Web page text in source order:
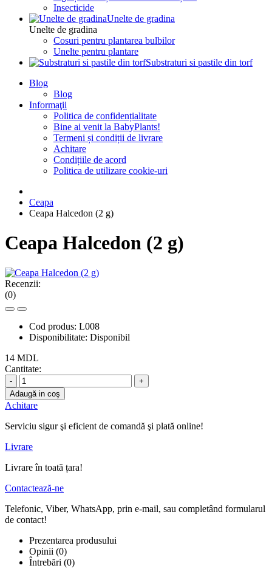
Insecticide
Unelte de gradina
Unelte de gradina
Cosuri pentru plantarea bulbilor
Unelte pentru plantare
Substraturi si pastile din torf
Blog
Blog
Informaţii
Politica de confidențialitate
Bine ai venit la BabyPlants!
Termeni și condiții de livrare
Achitare
Condițiile de acord
Politica de utilizare cookie-uri
Ceapa
Ceapa Halcedon (2 g)
Ceapa Halcedon (2 g)
Recenzii:
(0)
Cod produs: L008
Disponibilitate: Disponibil
14 MDL
Cantitate:
-
+
Adaugă in coş
Achitare
Serviciu sigur şi eficient de comandă şi plată online!
Livrare
Livrare în toată țara!
Contactează-ne
Telefonic, Viber, WhatsApp, prin e-mail, sau completând formularul
de contact!
Prezentarea produsului
Opinii (0)
Întrebări (0)